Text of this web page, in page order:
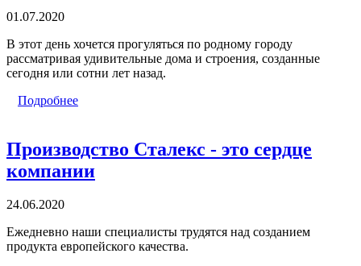
01.07.2020
В этот день хочется прогуляться по родному городу
рассматривая удивительные дома и строения, созданные
сегодня или сотни лет назад.
Подробнее
Производство Сталекс - это сердце
компании
24.06.2020
Ежедневно наши специалисты трудятся над созданием
продукта европейского качества.